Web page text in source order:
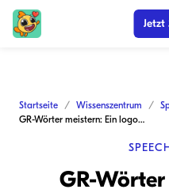
Jetzt
Startseite Wissenszentrum
GR-Wörter meistern: Ein logopädischer Ratgeber für Familien
GR-